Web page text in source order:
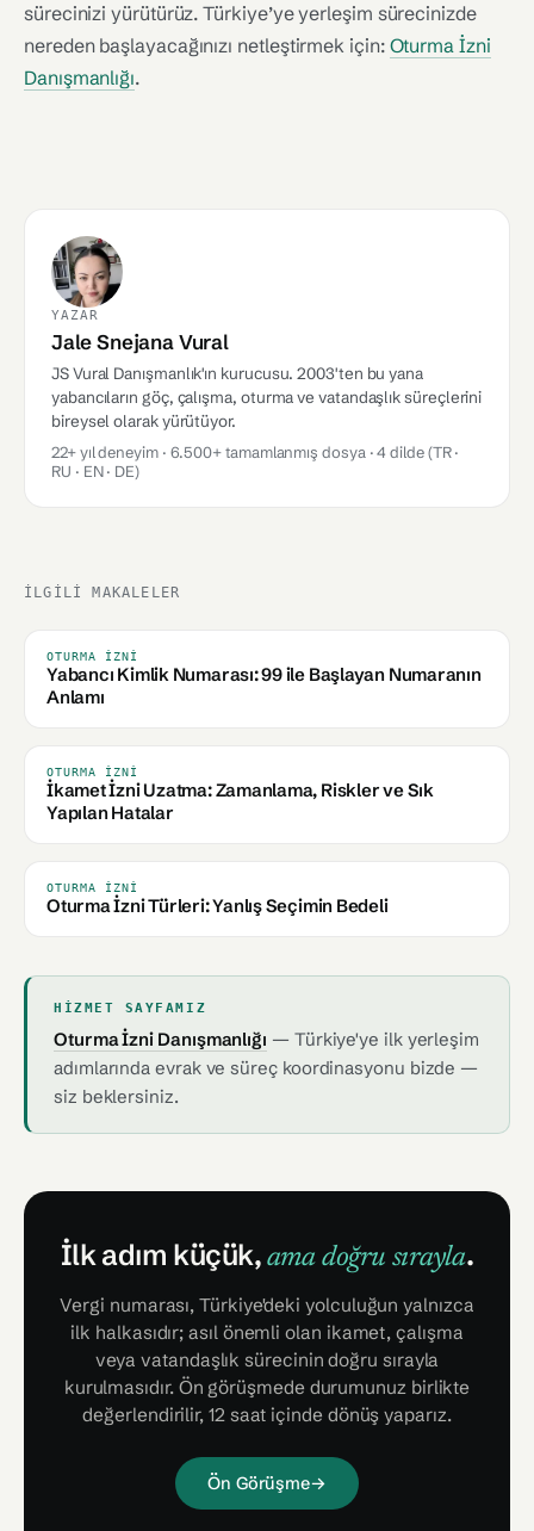
sürecinizi yürütürüz. Türkiye’ye yerleşim sürecinizde
nereden başlayacağınızı netleştirmek için: Oturma İzni
Danışmanlığı.
YAZAR
Jale Snejana Vural
JS Vural Danışmanlık'ın kurucusu. 2003'ten bu yana
yabancıların göç, çalışma, oturma ve vatandaşlık süreçlerini
bireysel olarak yürütüyor.
22+ yıl deneyim · 6.500+ tamamlanmış dosya · 4 dilde (TR ·
RU · EN · DE)
İLGILI MAKALELER
OTURMA İZNI
Yabancı Kimlik Numarası: 99 ile Başlayan Numaranın
Anlamı
OTURMA İZNI
İkamet İzni Uzatma: Zamanlama, Riskler ve Sık
Yapılan Hatalar
OTURMA İZNI
Oturma İzni Türleri: Yanlış Seçimin Bedeli
HIZMET SAYFAMIZ
Oturma İzni Danışmanlığı — Türkiye'ye ilk yerleşim
adımlarında evrak ve süreç koordinasyonu bizde —
siz beklersiniz.
İlk adım küçük, ama doğru sırayla.
Vergi numarası, Türkiye'deki yolculuğun yalnızca
ilk halkasıdır; asıl önemli olan ikamet, çalışma
veya vatandaşlık sürecinin doğru sırayla
kurulmasıdır. Ön görüşmede durumunuz birlikte
değerlendirilir, 12 saat içinde dönüş yaparız.
Ön Görüşme→